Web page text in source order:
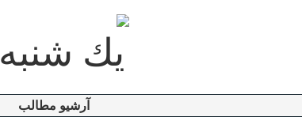
يك شنبه 18 مرداد 1405
آرشیو مطالب